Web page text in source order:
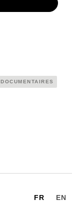
DOCUMENTAIRES
FR EN